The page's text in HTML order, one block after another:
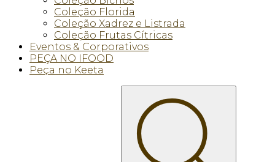
Coleção Florida
Coleção Xadrez e Listrada
Coleção Frutas Cítricas
Eventos & Corporativos
PEÇA NO IFOOD
Peça no Keeta